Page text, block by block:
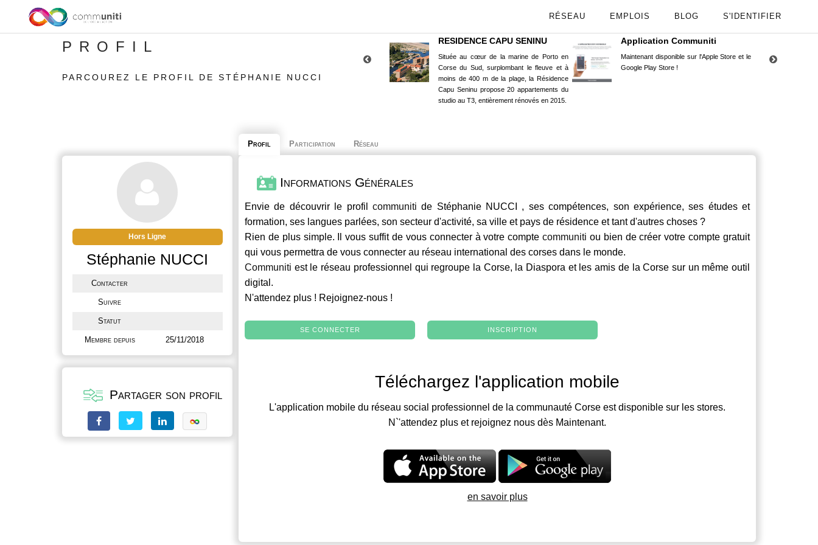
RÉSEAU EMPLOIS BLOG S'IDENTIFIER
PROFIL
PARCOUREZ LE PROFIL DE STÉPHANIE NUCCI
RESIDENCE CAPU SENINU
Située au cœur de la marine de Porto en
Corse du Sud, surplombant le fleuve et à
moins de 400 m de la plage, la Résidence
Capu Seninu propose 20 appartements du
studio au T3, entièrement rénovés en 2015.
Application Communiti
Maintenant disponible sur l'Apple Store et le
Google Play Store !
Hors Ligne
Stéphanie NUCCI
Contacter
Suivre
Statut
Membre depuis 25/11/2018
Partager son profil
Profil Participation Réseau
Informations Générales
Envie de découvrir le profil communiti de Stéphanie NUCCI , ses compétences, son expérience, ses études et
formation, ses langues parlées, son secteur d'activité, sa ville et pays de résidence et tant d'autres choses ?
Rien de plus simple. Il vous suffit de vous connecter à votre comptecommuniti ou bien de créer votre compte gratuit
qui vous permettra de vous connecter au réseau international des corses dans le monde.
Communiti est le réseau professionnel qui regroupe la Corse, la Diaspora et les amis de la Corse sur un même outil
digital.
N'attendez plus ! Rejoignez-nous !
SE CONNECTER INSCRIPTION
Téléchargez l'application mobile
L'application mobile du réseau social professionnel de la communauté Corse est disponible sur les stores.
N`'attendez plus et rejoignez nous dès Maintenant.
en savoir plus